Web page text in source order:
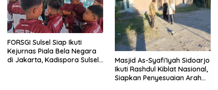
FORSGI Sulsel Siap Ikuti
Kejurnas Piala Bela Negara
di Jakarta, Kadispora Sulsel
Masjid As-Syafi’iyah Sidoarjo
Ikuti Rashdul Kiblat Nasional,
Siapkan Penyesuaian Arah